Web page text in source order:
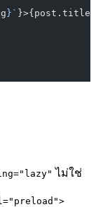
}`
ไม่ใช่